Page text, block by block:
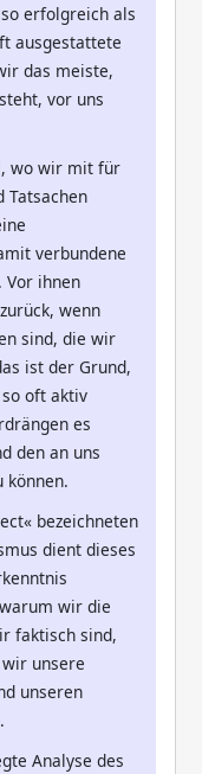
erfolgreich als
ausgestattete
das meiste,
vor uns
wo wir mit für
Tatsachen
verbundene
Vor ihnen
wenn
sind, die wir
ist der Grund,
oft aktiv
es
den an uns
können.
bezeichneten
dient dieses
wir die
faktisch sind,
unsere
unseren
Analyse des